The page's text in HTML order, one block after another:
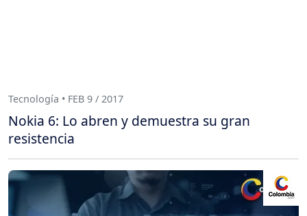
Tecnología • FEB 9 / 2017
Nokia 6: Lo abren y demuestra su gran
resistencia